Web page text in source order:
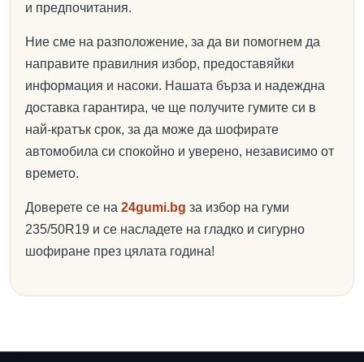
и предпочитания.
Ние сме на разположение, за да ви помогнем да
направите правилния избор, предоставяйки
информация и насоки. Нашата бърза и надеждна
доставка гарантира, че ще получите гумите си в
най-кратък срок, за да може да шофирате
автомобила си спокойно и уверено, независимо от
времето.
Доверете се на 24gumi.bg за избор на гуми
235/50R19 и се насладете на гладко и сигурно
шофиране през цялата година!